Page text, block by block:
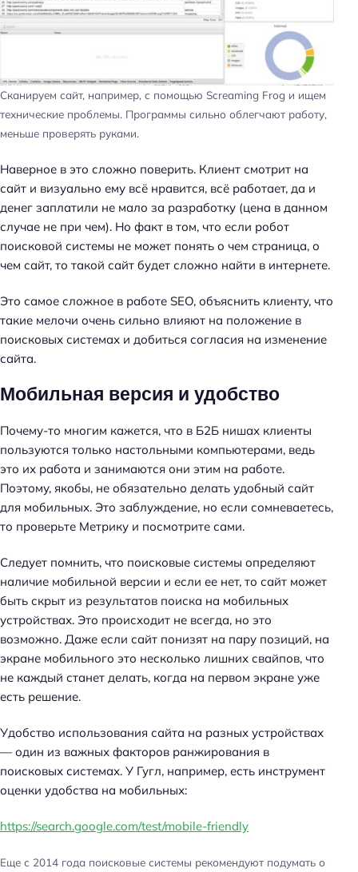
Сканируем сайт, например, с помощью Screaming Frog и ищем
технические проблемы. Программы сильно облегчают работу,
меньше проверять руками.
Наверное в это сложно поверить. Клиент смотрит на
сайт и визуально ему всё нравится, всё работает, да и
денег заплатили не мало за разработку (цена в данном
случае не при чем). Но факт в том, что если робот
поисковой системы не может понять о чем страница, о
чем сайт, то такой сайт будет сложно найти в интернете.
Это самое сложное в работе SEO, объяснить клиенту, что
такие мелочи очень сильно влияют на положение в
поисковых системах и добиться согласия на изменение
сайта.
Мобильная версия и удобство
Почему-то многим кажется, что в Б2Б нишах клиенты
пользуются только настольными компьютерами, ведь
это их работа и занимаются они этим на работе.
Поэтому, якобы, не обязательно делать удобный сайт
для мобильных. Это заблуждение, но если сомневаетесь,
то проверьте Метрику и посмотрите сами.
Следует помнить, что поисковые системы определяют
наличие мобильной версии и если ее нет, то сайт может
быть скрыт из результатов поиска на мобильных
устройствах. Это происходит не всегда, но это
возможно. Даже если сайт понизят на пару позиций, на
экране мобильного это несколько лишних свайпов, что
не каждый станет делать, когда на первом экране уже
есть решение.
Удобство использования сайта на разных устройствах
— один из важных факторов ранжирования в
поисковых системах. У Гугл, например, есть инструмент
оценки удобства на мобильных:
https://search.google.com/test/mobile-friendly
Еще с 2014 года поисковые системы рекомендуют подумать о